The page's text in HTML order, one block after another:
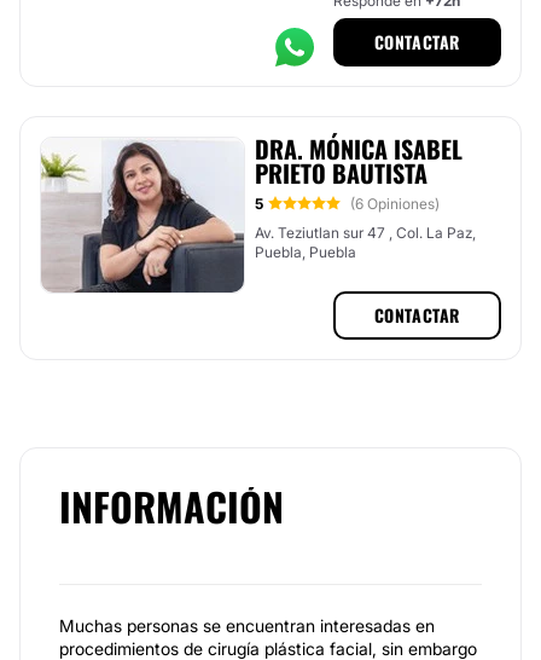
CONTACTAR
DRA. MÓNICA ISABEL
PRIETO BAUTISTA
5
(6 Opiniones)
Av. Teziutlan sur 47 , Col. La Paz,
Puebla, Puebla
CONTACTAR
INFORMACIÓN
Muchas personas se encuentran interesadas en
procedimientos de cirugía plástica facial, sin embargo